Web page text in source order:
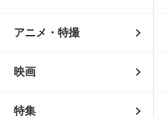
アニメ・特撮
映画
特集